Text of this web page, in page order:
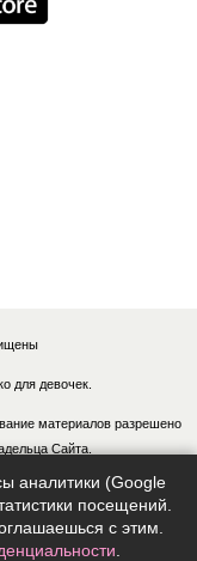
для девочек.
материалов разрешено
Сайта.
могут быть привлечены к
Российской
аналитики (Google
посещений.
с этим.